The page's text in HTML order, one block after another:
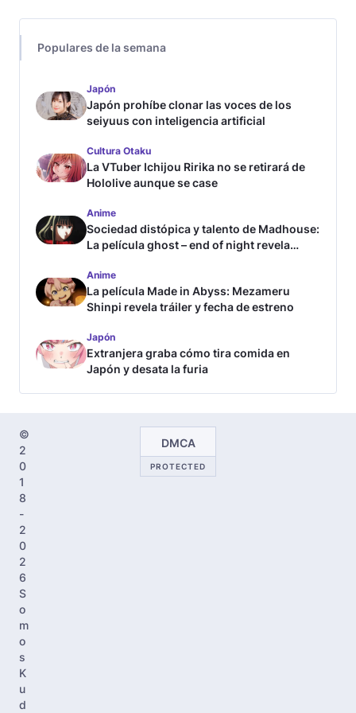
Populares de la semana
Japón
Japón prohíbe clonar las voces de los
seiyuus con inteligencia artificial
Cultura Otaku
La VTuber Ichijou Ririka no se retirará de
Hololive aunque se case
Anime
Sociedad distópica y talento de Madhouse:
La película ghost – end of night revela
Anime
La película Made in Abyss: Mezameru
Shinpi revela tráiler y fecha de estreno
Japón
Extranjera graba cómo tira comida en
Japón y desata la furia
©
2
0
1
8
-
2
0
2
6
S
o
m
o
s
K
u
d
DMCA
PROTECTED